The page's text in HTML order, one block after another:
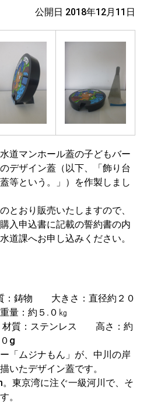
公開日 2018年12月11日
道マンホール蓋の子どもバー
デザイン蓋（以下、「飾り台
等という。」）を作製しまし
とおり販売いたしますので、
入申込書に記載の誓約書の内
道課へお申し込みください。
鋳物 大きさ：直径約２０
：約５.０㎏
質：ステンレス 高さ：約
g
「ムジナもん」が、中川の岸
いたデザイン蓋です。
京湾に注ぐ一級河川で、そ
。